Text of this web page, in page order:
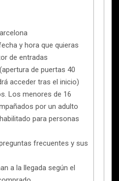
y hora que quieras
de entradas
de puertas 40
acceder tras el inicio)
Los menores de 16
por un adulto
para personas
frecuentes y sus
a la llegada según el